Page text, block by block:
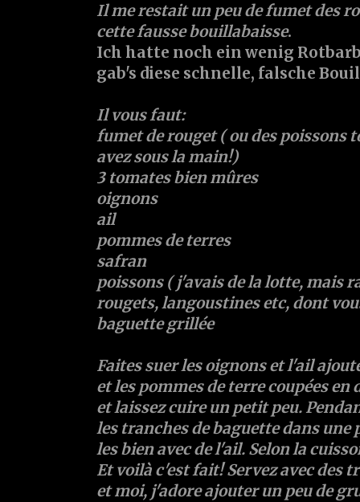
Il me restait un peu de fumet des
cette fausse bouillabaisse.
Ich hatte noch ein wenig
gab's diese schnelle, falsche
Il vous faut:
fumet de rouget ( ou des poissons
avez sous la main!)
3 tomates bien mûres
oignons
ail
pommes de terres
safran
poissons ( j'avais de la lotte, mais
rougets, langoustines etc, dont
baguette grillée
Faites suer les oignons et l'ail
et les pommes de terre coupées en
et laissez cuire un petit peu.
les tranches de baguette dans une
les bien avec de l'ail. Selon la
Et voilà c'est fait! Servez avec des
et moi, j'adore ajouter un peu de